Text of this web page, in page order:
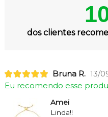
dos clientes
Bruna R. 13/
Eu recomendo esse
Amei
Linda!!